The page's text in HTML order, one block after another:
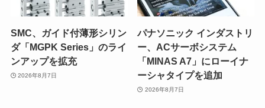
SMC、ガイド付薄形シリン
ダ「MGPK Series」のライ
ンアップを拡充
2026年8月7日
パナソニック インダストリ
ー、ACサーボシステム
「MINAS A7」にローイナ
ーシャタイプを追加
2026年8月7日